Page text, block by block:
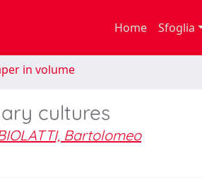
Home Sfoglia
in volume
cultures
Bartolomeo